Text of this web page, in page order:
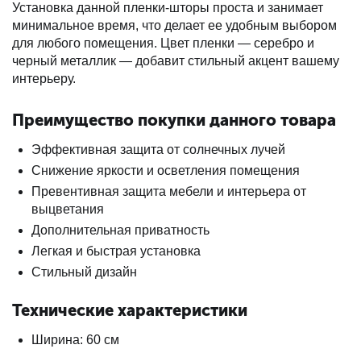
Установка данной пленки-шторы проста и занимает
минимальное время, что делает ее удобным выбором
для любого помещения. Цвет пленки — серебро и
черный металлик — добавит стильный акцент вашему
интерьеру.
Преимущество покупки данного товара
Эффективная защита от солнечных лучей
Снижение яркости и осветления помещения
Превентивная защита мебели и интерьера от
выцветания
Дополнительная приватность
Легкая и быстрая установка
Стильный дизайн
Технические характеристики
Ширина: 60 см